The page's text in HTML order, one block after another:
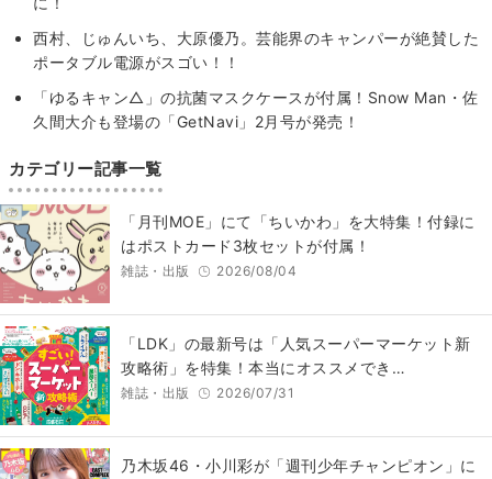
西村、じゅんいち、大原優乃。芸能界のキャンパーが絶賛した
ポータブル電源がスゴい！！
「ゆるキャン△」の抗菌マスクケースが付属！Snow Man・佐
久間大介も登場の「GetNavi」2月号が発売！
カテゴリー記事一覧
「月刊MOE」にて「ちいかわ」を大特集！付録に
はポストカード3枚セットが付属！
雑誌・出版 2026/08/04
「LDK」の最新号は「人気スーパーマーケット新
攻略術」を特集！本当にオススメでき…
雑誌・出版 2026/07/31
乃木坂46・小川彩が「週刊少年チャンピオン」に